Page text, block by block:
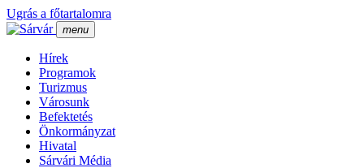
Ugrás a főtartalomra
menu
Hí­rek
Programok
Turizmus
Városunk
Befektetés
Önkormányzat
Hivatal
Sárvári Média